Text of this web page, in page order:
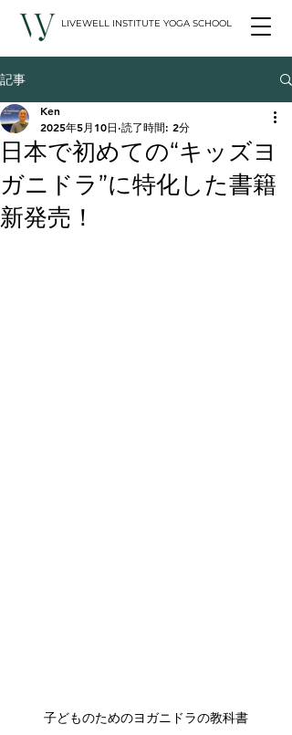
LIVEWELL INSTITUTE YOGA SCHOOL
記事
日本で初めての“キッズヨ
ガニドラ”に特化した書籍
新発売！
Ken
2025年5月10日 読了時間: 2分
子どものためのヨガニドラの教科書